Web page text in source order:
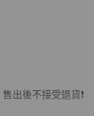
出後不接受退貨❗️